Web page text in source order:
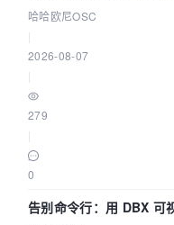
智能 Agent 应用
哈哈欧尼OSC
2026-08-07
279
0
告别命令行：用 DBX